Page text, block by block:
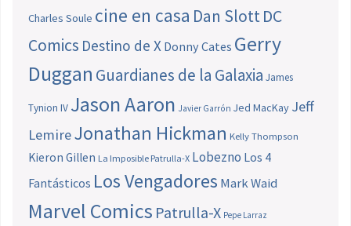
Charles Soule cine en casa Dan SlottDC
Comics Destino de X Donny Cates Gerry
Duggan Guardianes de la Galaxia James
Tynion IV Jason Aaron Javier Garrón Jed MacKay Jeff
LemireJonathan Hickman Kelly Thompson
Kieron Gillen La Imposible Patrulla-X Lobezno Los 4
Fantásticos Los Vengadores Mark Waid
Marvel Comics Patrulla-X Pepe Larraz